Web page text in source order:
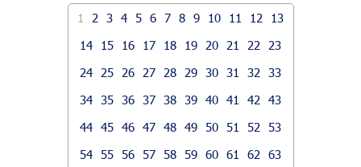
1 2 3 4 5 6 7 8 9 10 11 12
13
14
15 16 17 18 19 20 21 22
23
24
25 26 27 28 29 30 31 32
33
34
35 36 37 38 39 40 41 42
43
44 45 46 47 48 49 50 51 52
53
54
55 56 57 58 59 60 61 62
63